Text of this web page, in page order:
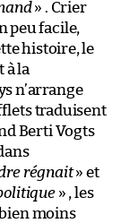
» . Crier
peu facile,
histoire, le
à la
n’arrange
traduisent
Berti Vogts
régnait» et
» , les
moins